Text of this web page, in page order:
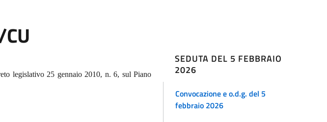
legislativo 25 gennaio 2010, n. 6, sul Piano
SEDUTA DEL 5 FEBBRAIO
2026
Convocazione e o.d.g. del 5
febbraio 2026